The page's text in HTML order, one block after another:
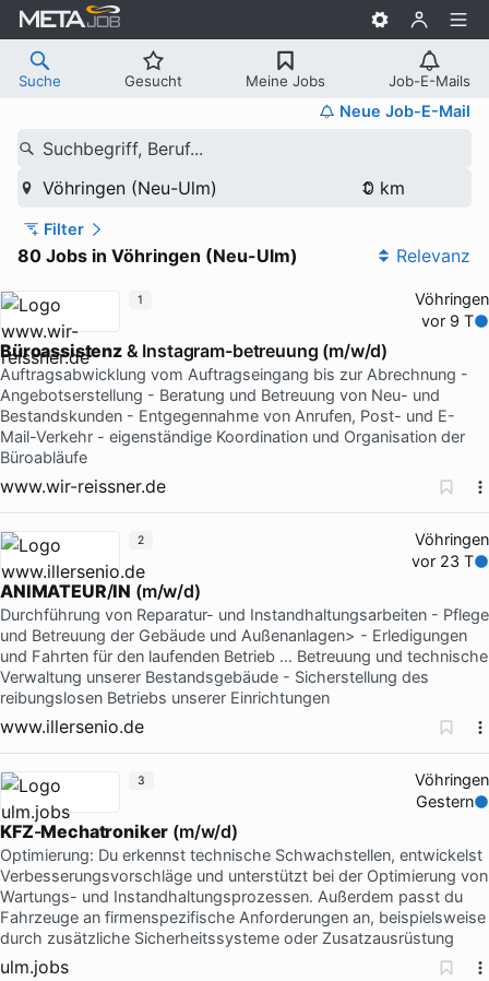
Suche Gesucht Meine Jobs Job-E-Mails
Neue Job-E-Mail
Suchbegriff, Beruf...
Vöhringen (Neu-Ulm)
Filter
80 Jobs in Vöhringen (Neu-Ulm) Relevanz
Vöhringen
vor 9 T
Büroassistenz& Instagram-betreuung (m/w/d)
Auftragsabwicklung vom Auftragseingang bis zur Abrechnung -
Angebotserstellung - Beratung und Betreuung von Neu- und
Bestandskunden - Entgegennahme von Anrufen, Post- und E-
Mail-Verkehr - eigenständige Koordination und Organisation der
Büroabläufe
www.wir-reissner.de
1
Vöhringen
vor 23 T
ANIMATEUR/IN (m/w/d)
Durchführung von Reparatur- und Instandhaltungsarbeiten - Pflege
und Betreuung der Gebäude und Außenanlagen> - Erledigungen
und Fahrten für den laufenden Betrieb … Betreuung und technische
Verwaltung unserer Bestandsgebäude - Sicherstellung des
reibungslosen Betriebs unserer Einrichtungen
www.illersenio.de
2
Vöhringen
Gestern
KFZ-Mechatroniker (m/w/d)
Optimierung: Du erkennst technische Schwachstellen, entwickelst
Verbesserungsvorschläge und unterstützt bei der Optimierung von
Wartungs- und Instandhaltungsprozessen. Außerdem passt du
Fahrzeuge an firmenspezifische Anforderungen an, beispielsweise
durch zusätzliche Sicherheitssysteme oder Zusatzausrüstung
ulm.jobs
3